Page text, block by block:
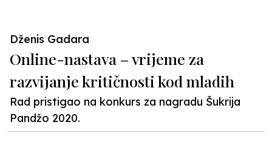
Dženis Gadara
Online-nastava – vrijeme za
razvijanje kritičnosti kod mladih
Rad pristigao na konkurs za nagradu Šukrija
Pandžo 2020.